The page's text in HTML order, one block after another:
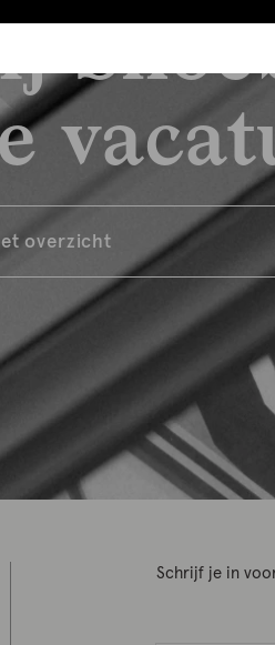
overzicht
Schrijf je in